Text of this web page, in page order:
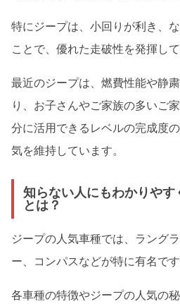
特にジープは、小回りが利き、
ことで、優れた走破性を発揮して
最近のジープは、燃費性能や静
り、お子さんやご家族の多いご
分に活用できるレベルの完成度
気を維持しています。
知らない人にもわかりや
とは？
ジープの人気車種では、ラング
ー、コンパスなどが特に有名です
各車種の特徴やジープの人気の